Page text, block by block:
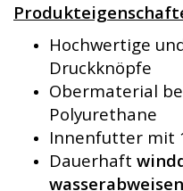
Hochwertige
Druckknöpfe
Obermaterial
Polyurethane
Innenfutter mit
Dauerhaft